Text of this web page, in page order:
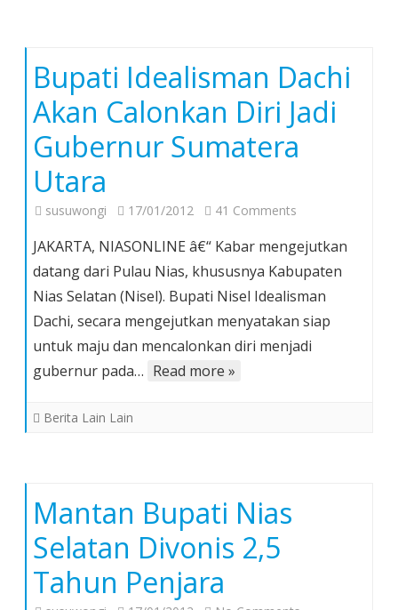
Bupati Idealisman Dachi
Akan Calonkan Diri Jadi
Gubernur Sumatera
Utara
susuwongi 17/01/2012 41 Comments
Idealisman
Dachi
Akan
Calonkan
Diri
JAKARTA, NIASONLINE â€“ Kabar mengejutkan
datang dari Pulau Nias, khususnya Kabupaten
Nias Selatan (Nisel). Bupati Nisel Idealisman
Dachi, secara mengejutkan menyatakan siap
untuk maju dan mencalonkan diri menjadi
gubernur pada… Read more »
Berita Lain Lain
Mantan Bupati Nias
Selatan Divonis 2,5
Tahun Penjara